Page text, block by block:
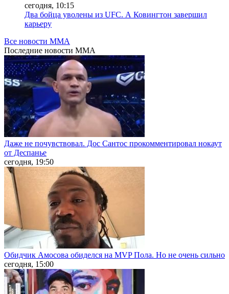
сегодня, 10:15
Два бойца уволены из UFC. А Ковингтон завершил
карьеру
Все новости MMA
Последние новости MMA
Даже не почувствовал. Дос Сантос прокомментировал нокаут
от Деспанье
сегодня, 19:50
Обидчик Амосова обиделся на MVP Пола. Но не очень сильно
сегодня, 15:00